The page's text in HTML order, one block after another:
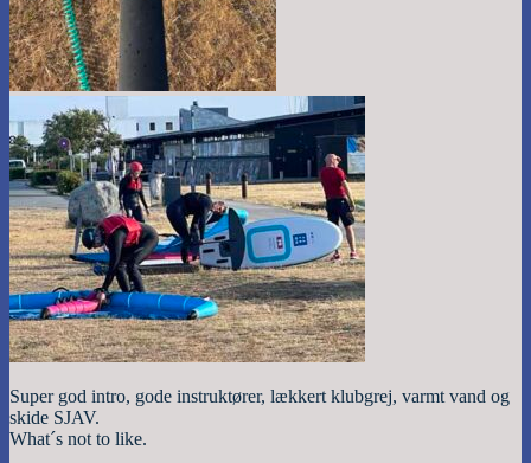
Super god intro, gode instruktører, lækkert klubgrej, varmt vand og
skide SJAV.
What´s not to like.